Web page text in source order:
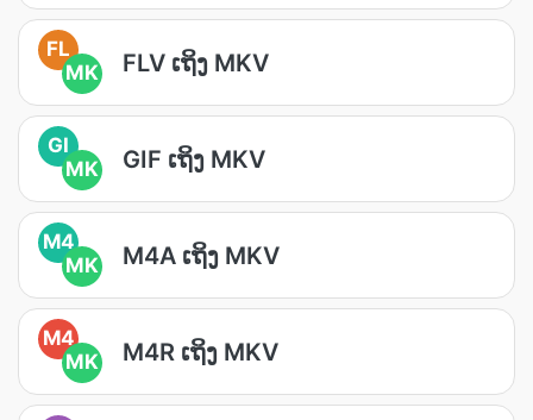
FL
MK
FLV ເຖິງ MKV
GI
MK
GIF ເຖິງ MKV
M4
MK
M4A ເຖິງ MKV
M4
MK
M4R ເຖິງ MKV